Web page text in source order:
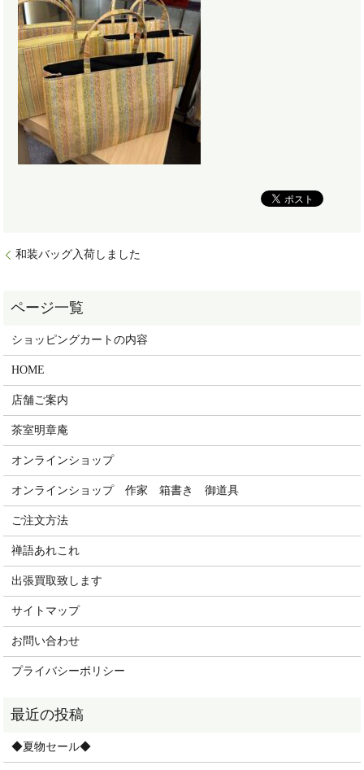
和装バッグ入荷しました
ショッピングカートの内容
HOME
店舗ご案内
茶室明章庵
オンラインショップ
オンラインショップ 作家 箱書き 御道具
ご注文方法
禅語あれこれ
出張買取致します
サイトマップ
お問い合わせ
プライバシーポリシー
◆夏物セール◆